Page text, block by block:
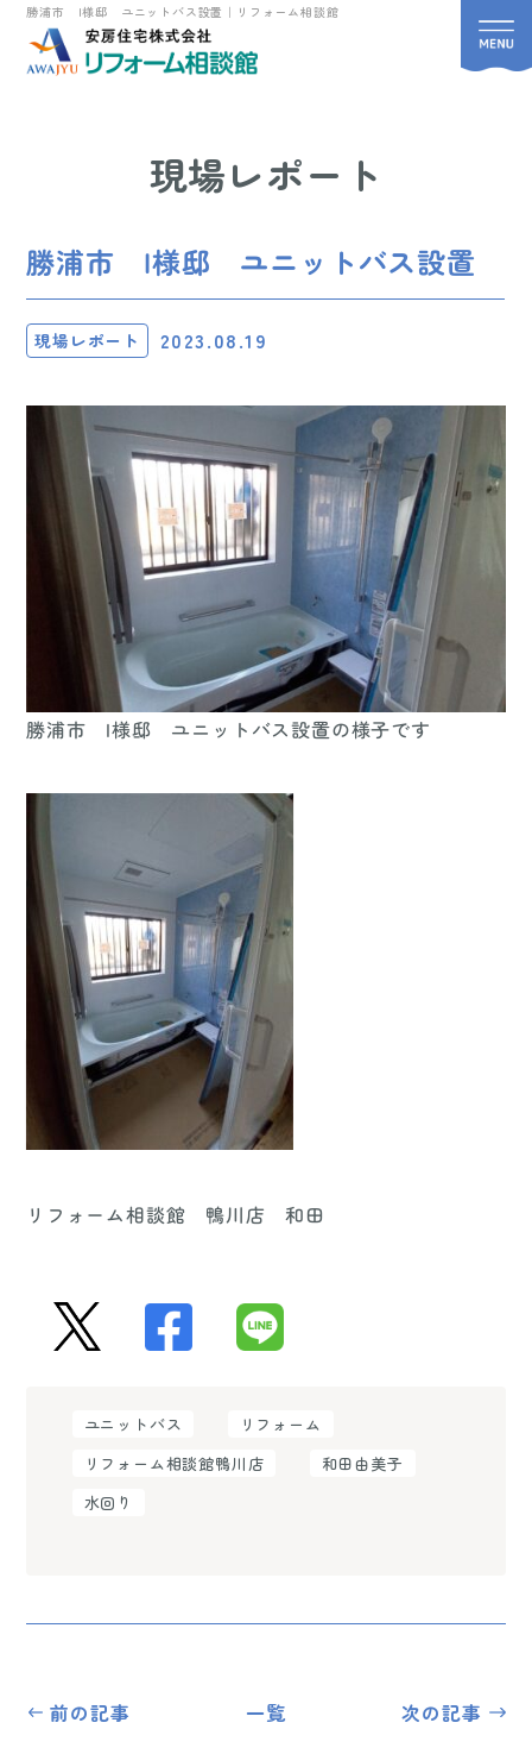
勝浦市 I様邸 ユニットバス設置｜リフォーム相談館
現場レポート
勝浦市 I様邸 ユニットバス設置
現場レポート 2023.08.19
勝浦市 I様邸 ユニットバス設置の様子です
リフォーム相談館 鴨川店 和田
ユニットバス
リフォーム
リフォーム相談館鴨川店
和田由美子
水回り
前の記事 一覧 次の記事